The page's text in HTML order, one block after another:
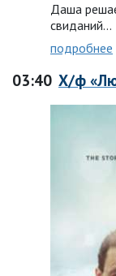
Даша
свиданий...
подробнее
03:40 Х/ф